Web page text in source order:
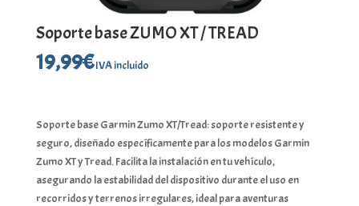
Soporte base ZUMO XT / TREAD
19,99€IVA incluido
Soporte base Garmin Zumo XT/Tread: soporte resistente y
seguro, diseñado específicamente para los modelos Garmin
Zumo XT y Tread. Facilita la instalación en tu vehículo,
asegurando la estabilidad del dispositivo durante el uso en
recorridos y terrenos irregulares, ideal para aventuras